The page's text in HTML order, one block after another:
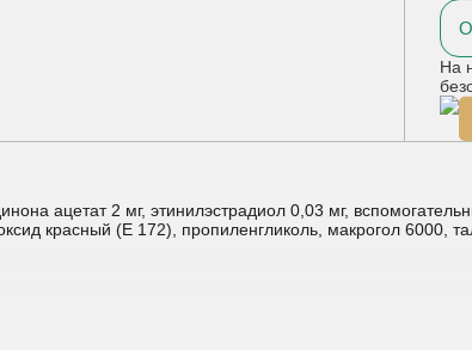
На
ацетат 2 мг, этинилэстрадиол 0,03 мг,
красный (Е 172), пропиленгликоль, макрогол 6000,
таблетки, возникнет кровотечение